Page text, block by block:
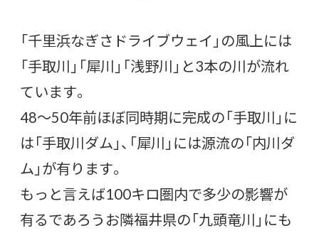
「千里浜なぎさドライブウェイ」の風上には
「手取川」「犀川」「浅野川」と3本の川が流れ
ています。
48～50年前ほぼ同時期に完成の「手取川」に
は「手取川ダム」、「犀川」には源流の「内川ダ
ム」が有ります。
もっと言えば100キロ圏内で多少の影響が
有るであろうお隣福井県の「九頭竜川」にも